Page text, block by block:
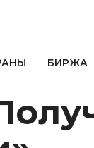
БИРЖА